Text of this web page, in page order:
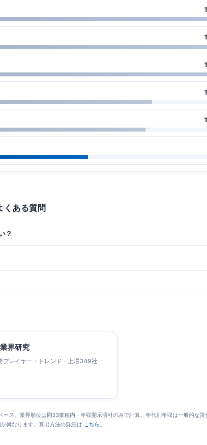
くある質問
？
界研究
プレイヤー・トレンド・上場349社一
、業界順位は同33業種内・年収開示済社のみで計算。年代別年収は一般的な賃
異なります。算出方法の詳細は こちら。